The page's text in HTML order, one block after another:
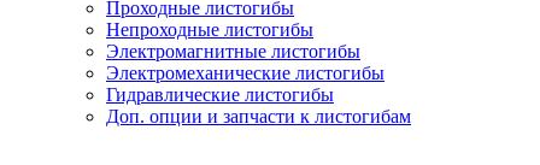
Проходные листогибы
Непроходные листогибы
Электромагнитные листогибы
Электромеханические листогибы
Гидравлические листогибы
Доп. опции и запчасти к листогибам